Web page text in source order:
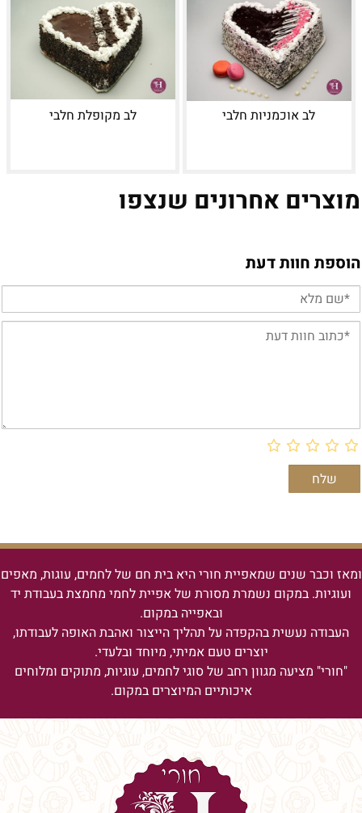
לב אוכמניות חלבי לב מקופלת חלבי
מוצרים אחרונים שנצפו
הוספת חוות דעת
ומאז וכבר שנים שמאפיית חורי היא בית חם של לחמים, עוגות, מאפים
ועוגיות. במקום נשמרת מסורת של אפיית לחמי מחמצת בעבודת יד
ובאפייה במקום.
העבודה נעשית בהקפדה על תהליך הייצור ואהבת האופה לעבודתו,
יוצרים טעם אמיתי, מיוחד ובלעדי.
"חורי" מציעה מגוון רחב של סוגי לחמים, עוגיות, מתוקים ומלוחים
איכותיים המיוצרים במקום.